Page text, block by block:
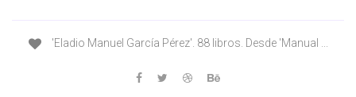
'Eladio Manuel García Pérez'. 88 libros. Desde 'Manual ...